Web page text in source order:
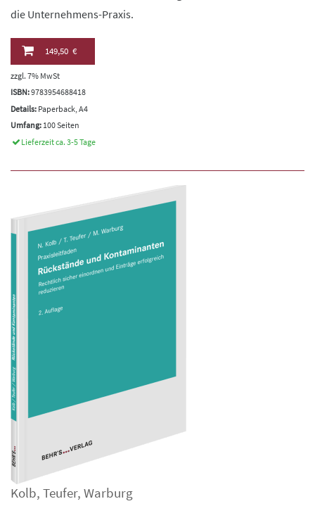
die Unternehmens-Praxis.
149,50 €
zzgl. 7% MwSt
ISBN:9783954688418
Details: Paperback, A4
Umfang: 100 Seiten
Lieferzeit ca. 3-5 Tage
Kolb, Teufer, Warburg